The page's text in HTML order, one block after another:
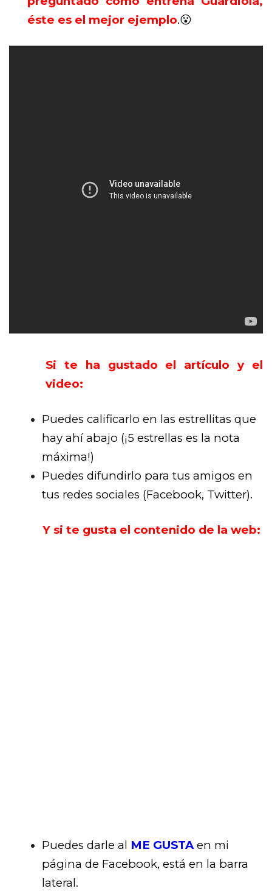
éste es el mejor ejemplo.😮
Si te ha gustado el artículo y el
video:
Puedes calificarlo en las estrellitas que
hay ahí abajo (¡5 estrellas es la nota
máxima!)
Puedes difundirlo para tus amigos en
tus redes sociales (Facebook, Twitter).
Y si te gusta el contenido de la web:
Puedes darle al ME GUSTAen mi
página de Facebook, está en la barra
lateral.